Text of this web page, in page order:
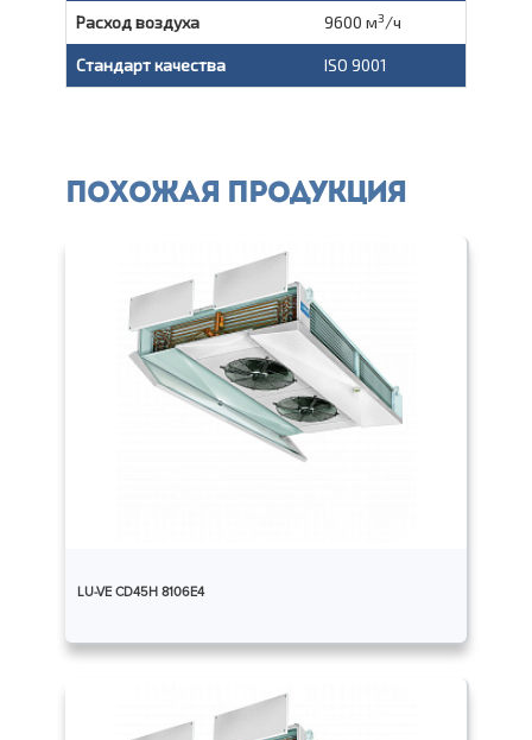
Расход воздуха 9600 м3/ч
Стандарт качества ISO 9001
Похожая продукция
LU-VE CD45H 8106E4